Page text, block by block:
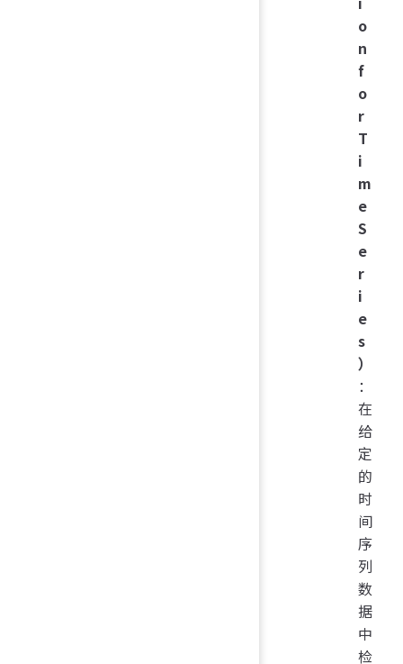
o
n
f
o
r
T
i
m
e
S
e
r
i
e
s
）
：
在
给
定
的
时
间
序
列
数
据
中
检